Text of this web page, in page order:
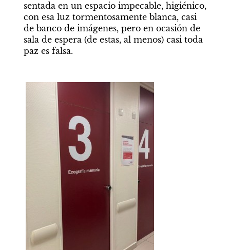
sentada en un espacio impecable, higiénico,
con esa luz tormentosamente blanca, casi
de banco de imágenes, pero en ocasión de
sala de espera (de estas, al menos) casi toda
paz es falsa.